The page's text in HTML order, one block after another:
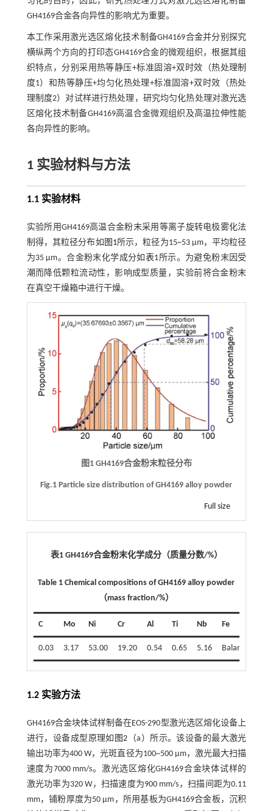
GH4169合金各向异性的影响尤为重要。
本工作采用激光选区熔化技术制备GH4169合金并分别探究
横纵两个方向的打印态GH4169合金的微观组织，根据其组
织特点，分别采用热等静压+标准固溶+双时效（热处理制
度1）和热等静压+均匀化热处理+标准固溶+双时效（热处
理制度2）对试样进行热处理，研究均匀化热处理对激光选
区熔化技术制备GH4169高温合金微观组织及高温拉伸性能
各向异性的影响。
1 实验材料与方法
1.1 实验材料
实验所用GH4169高温合金粉末采用等离子旋转电极雾化法
制得，其粒径分布如 图1所示，粒径为15~53 μm，平均粒径
为35 μm。合金粉末化学成分如 表1所示。为避免粉末因受
潮而降低颗粒流动性，影响成型质量，实验前将合金粉末
在真空干燥箱中进行干燥。
图1 GH4169合金粉末粒径分布
Fig.1 Particle size distribution of GH4169 alloy powder
Full size
表1 GH4169合金粉末化学成分（质量分数/%）
Table 1 Chemical compositions of GH4169 alloy powder
（mass fraction/%）
C Mo Ni Cr Al Ti Nb Fe
0.03 3.17 53.00 19.20 0.54 0.65 5.16 Balance
1.2 实验方法
GH4169合金块体试样制备在EOS-290型激光选区熔化设备上
进行，设备成型原理如 图2 （a）所示。该设备的最大激光
输出功率为400 W，光斑直径为100~500 μm，激光最大扫描
速度为7000 mm/s。激光选区熔化GH4169合金块体试样的
激光功率为320 W，扫描速度为900 mm/s，扫描间距为0.11
mm，铺粉厚度为50 μm，所用基板为GH4169合金板，沉积